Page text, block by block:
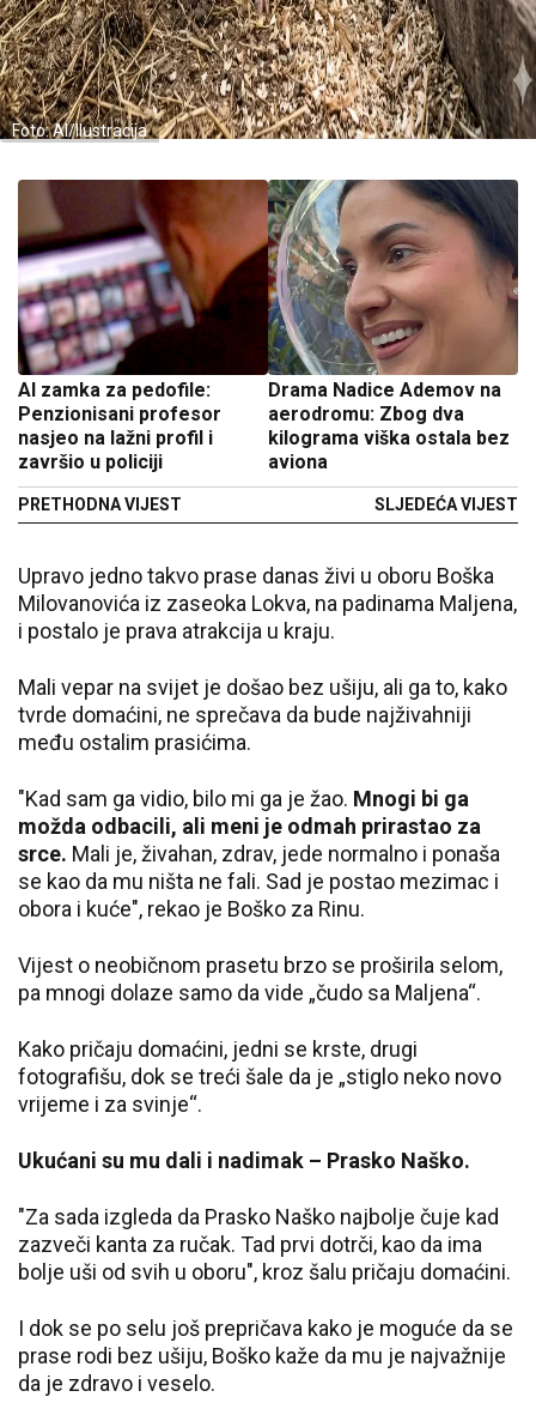
Foto: AI/Ilustracija
AI zamka za pedofile:
Penzionisani profesor
nasjeo na lažni profil i
završio u policiji
PRETHODNA VIJEST
Drama Nadice Ademov na
aerodromu: Zbog dva
kilograma viška ostala bez
aviona
SLJEDEĆA VIJEST
Upravo jedno takvo prase danas živi u oboru Boška
Milovanovića iz zaseoka Lokva, na padinama Maljena,
i postalo je prava atrakcija u kraju.
Mali vepar na svijet je došao bez ušiju, ali ga to, kako
tvrde domaćini, ne sprečava da bude najživahniji
među ostalim prasićima.
"Kad sam ga vidio, bilo mi ga je žao. Mnogi bi ga
možda odbacili, ali meni je odmah prirastao za
srce. Mali je, živahan, zdrav, jede normalno i ponaša
se kao da mu ništa ne fali. Sad je postao mezimac i
obora i kuće", rekao je Boško za Rinu.
Vijest o neobičnom prasetu brzo se proširila selom,
pa mnogi dolaze samo da vide „čudo sa Maljena“.
Kako pričaju domaćini, jedni se krste, drugi
fotografišu, dok se treći šale da je „stiglo neko novo
vrijeme i za svinje“.
Ukućani su mu dali i nadimak – Prasko Naško.
"Za sada izgleda da Prasko Naško najbolje čuje kad
zazveči kanta za ručak. Tad prvi dotrči, kao da ima
bolje uši od svih u oboru", kroz šalu pričaju domaćini.
I dok se po selu još prepričava kako je moguće da se
prase rodi bez ušiju, Boško kaže da mu je najvažnije
da je zdravo i veselo.